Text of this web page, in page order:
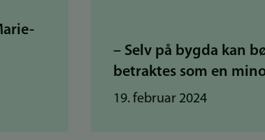
– Selv på bygda kan
betraktes som en
19. februar 2024